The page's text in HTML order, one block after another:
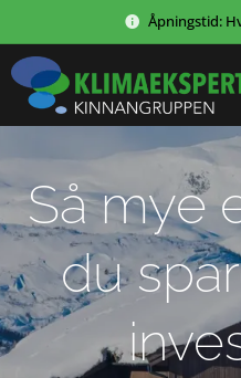
Åpningstid:
Så mye
du